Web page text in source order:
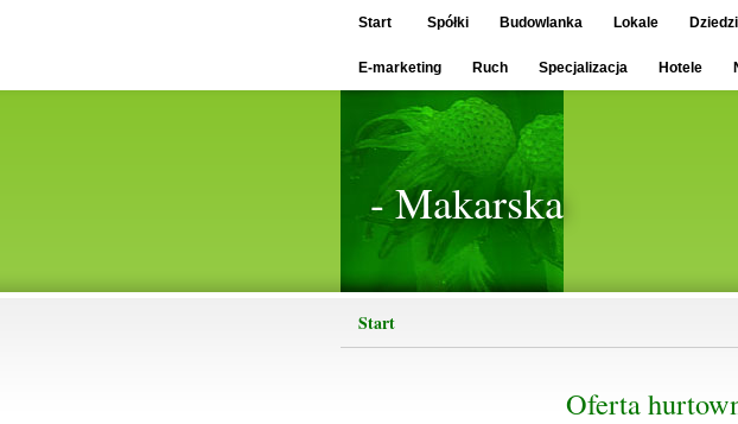
Start Spółki Budowlanka Lokale
E-marketing Ruch Specjalizacja Hotele
- Makarska
Start
Oferta